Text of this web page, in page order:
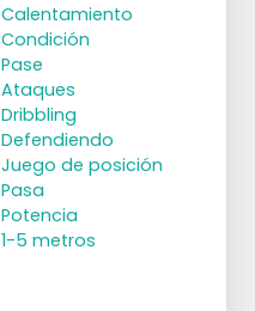
Calentamiento
Condición
Pase
Ataques
Dribbling
Defendiendo
Juego de posición
Pasa
Potencia
1-5 metros